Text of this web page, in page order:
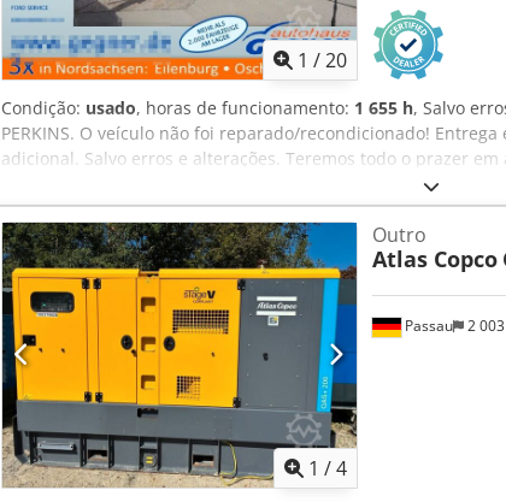
1 /20
Condição: usado, horas de funcionamento: 1 655 h, Salvo
PERKINS. O veículo não foi reparado/recondicionado!
adicional. Salvo erros e alterações. Teremos todo o prazer
pagamento. Crsdpfxjzp Avke Agxjf Financiamento/leasing
alguma questão? Teremos todo o prazer em ajudá-lo!
1 /4
Passau 2
Outro
Atlas Copco